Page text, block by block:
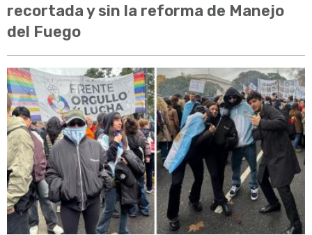
recortada y sin la reforma de Manejo
del Fuego